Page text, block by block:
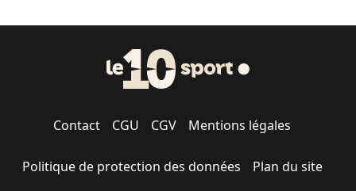
Contact CGU CGV Mentions légales
Politique de protection des données Plan du site